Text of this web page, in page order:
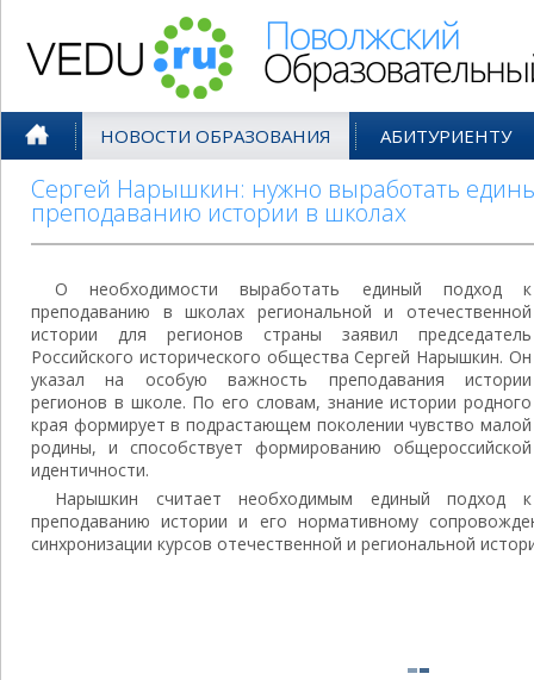
НОВОСТИ ОБРАЗОВАНИЯ АБИТУРИЕНТУ
Сергей Нарышкин: нужно выработать
преподаванию истории в школах
О необходимости выработать единый подход к
преподаванию в школах региональной и отечественной
истории для регионов страны заявил председатель
Российского исторического общества Сергей Нарышкин. Он
указал на особую важность преподавания истории
регионов в школе. По его словам, знание истории родного
края формирует в подрастающем поколении чувство малой
родины, и способствует формированию общероссийской
идентичности.
Нарышкин считает необходимым единый подход к
преподаванию истории и его нормативному
синхронизации курсов отечественной и региональной